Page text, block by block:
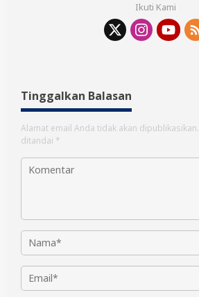
Ikuti Kami
Tinggalkan Balasan
Alamat email Anda tidak akan dipublikasikan.
ditandai *